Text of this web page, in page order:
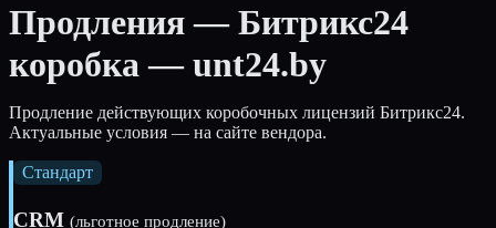
Продления — Битрикс24
коробка — unt24.by
Продление действующих коробочных лицензий Битрикс24.
Актуальные условия — на сайте вендора.
Стандарт
CRM (льготное продление)